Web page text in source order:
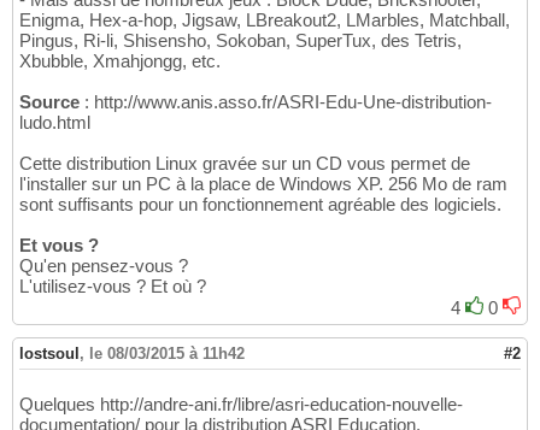
Enigma, Hex-a-hop, Jigsaw, LBreakout2, LMarbles, Matchball,
Pingus, Ri-li, Shisensho, Sokoban, SuperTux, des Tetris,
Xbubble, Xmahjongg, etc.
Source : http://www.anis.asso.fr/ASRI-Edu-Une-distribution-
ludo.html
Cette distribution Linux gravée sur un CD vous permet de
l'installer sur un PC à la place de Windows XP. 256 Mo de ram
sont suffisants pour un fonctionnement agréable des logiciels.
Et vous ?
Qu'en pensez-vous ?
L'utilisez-vous ? Et où ?
4
0
lostsoul , le 08/03/2015 à 11h42 #2
Quelques http://andre-ani.fr/libre/asri-education-nouvelle-
documentation/ pour la distribution ASRI Education.